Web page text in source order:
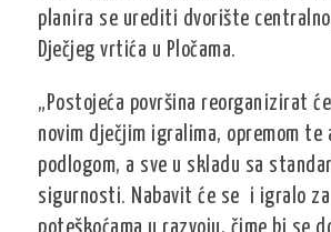
planira se urediti dvorište
Dječjeg vrtića u Pločama.
„Postojeća površina reorganizirat
novim dječjim igralima, opremom te
podlogom, a sve u skladu sa
sigurnosti. Nabavit će se i igralo